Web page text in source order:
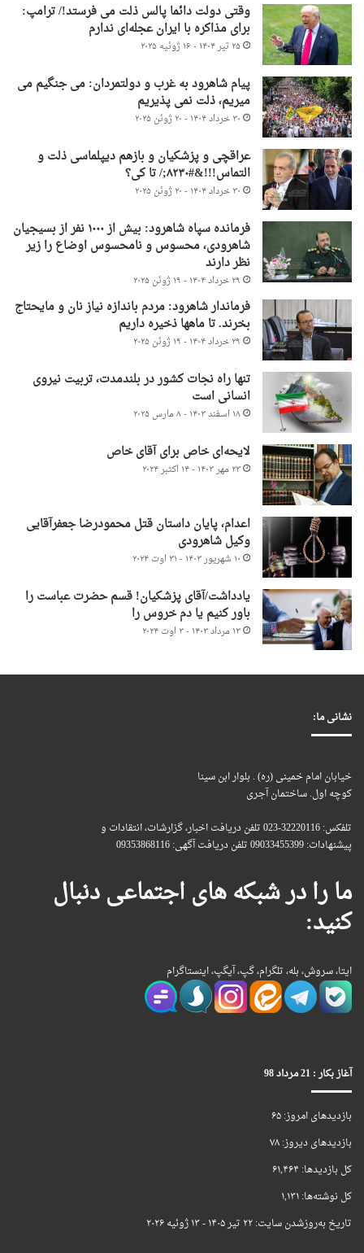
وقتی دولت دائما پالس ذلت می فرستد!/ ترامپ:
برای مذاکره با ایران عجله‌ای ندارم
۲۵ تیر ۱۴۰۴ - ۱۶ ژوئیه ۲۰۲۵
پیام شاهرود به غرب و دولتمردان: می جنگیم می
میریم، ذلت نمی پذیریم
۳۰ خرداد ۱۴۰۴ - ۲۰ ژوئن ۲۰۲۵
عراقچی و پزشکیان و بازهم دیپلماسی ذلت و
التماس!!!&#۸۲۳۰;/ تا کی؟
۳۰ خرداد ۱۴۰۴ - ۲۰ ژوئن ۲۰۲۵
فرمانده سپاه شاهرود: بیش از ۱۰۰۰ نفر از بسیجیان
شاهرودی، محسوس و نامحسوس اوضاع را زیر
نظر دارند
۲۹ خرداد ۱۴۰۴ - ۱۹ ژوئن ۲۰۲۵
فرماندار شاهرود: مردم باندازه نیاز نان و مایحتاج
بخرند. تا ماهها ذخیره داریم
۲۹ خرداد ۱۴۰۴ - ۱۹ ژوئن ۲۰۲۵
تنها راه نجات کشور در بلندمدت، تربیت نیروی
انسانی است
۱۸ اسفند ۱۴۰۳ - ۸ مارس ۲۰۲۵
لایحه‌ای خاص برای آقای خاص
۲۳ مهر ۱۴۰۳ - ۱۴ اکتبر ۲۰۲۴
اعدام، پایان داستان قتل محمودرضا جعفرآقایی
وکیل شاهرودی
۱۰ شهریور ۱۴۰۳ - ۳۱ اوت ۲۰۲۴
یادداشت/آقای پزشکیان! قسم حضرت عباست را
باور کنیم یا دم خروس را
۱۳ مرداد ۱۴۰۳ - ۳ اوت ۲۰۲۴
نشانی ما:
خیابان امام خمینی (ره) . بلوار ابن سینا
کوچه اول. ساختمان آجری
تلفکس: 32220116-023 تلفن دریافت اخبار، گزارشات، انتقادات و
پیشنهادات: 09033455399 تلفن دریافت آگهی: 09353868116
ما را در شبکه های اجتماعی دنبال
کنید:
ایتا، سروش، بله، تلگرام، گپ، آیگپ، اینستاگرام
آغاز بکار : 21 مرداد 98
بازدیدهای امروز:۶۵
بازدیدهای دیروز:۷۸
کل بازدیدها: ۶۱,۴۶۴
کل نوشته‌ها:۱,۱۳۱
تاریخ به‌روزشدن سایت:۲۲ تیر ۱۴۰۵ - ۱۳ ژوئیه ۲۰۲۶